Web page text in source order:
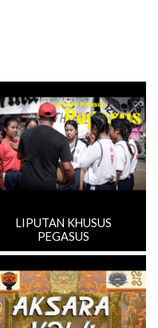
LIPUTAN KHUSUS
PEGASUS